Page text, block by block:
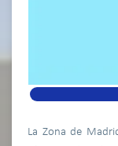
La Zona de